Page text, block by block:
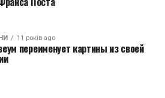
11 років ago
переименует картины из своей